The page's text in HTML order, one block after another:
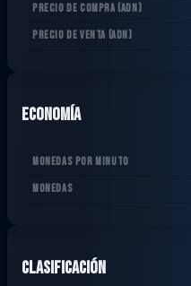
PRECIO DE COMPRA (ADN )
PRECIO DE VENTA (ADN )
Economía
MONEDAS POR MINUTO
MONEDAS
Clasificación